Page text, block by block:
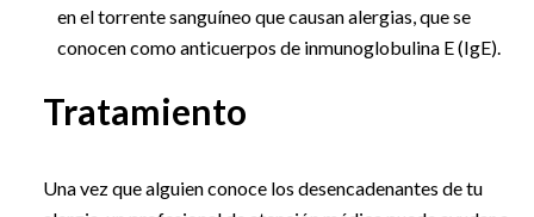
en el torrente sanguíneo que causan alergias, que se
conocen como anticuerpos de inmunoglobulina E (IgE).
Tratamiento
Una vez que alguien conoce los desencadenantes de tu